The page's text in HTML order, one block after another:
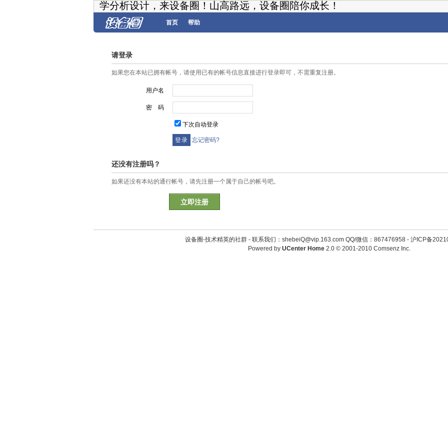
学分析设计，来设备圈！山高路远，设备圈陪你成长！
首页 帮助
请登录
如果您在本站已拥有帐号，请使用已有的帐号信息直接进行登录即可，不需重复注册。
用户名
密 码
下次自动登录
忘记密码?
还没有注册吗？
如果还没有本站的通行帐号，请先注册一个属于自己的帐号吧。
立即注册
设备圈-技术精英的社群 - 联系我们：shebeiQ@vip.163.com QQ/微信：867476958- 沪ICP备
Powered by UCenter Home 2.0© 2001-2010 Comsenz Inc.